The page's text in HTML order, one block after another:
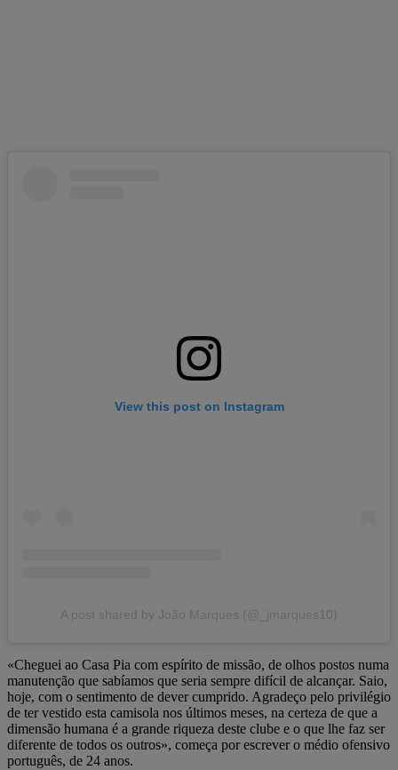
View this post on Instagram
A post shared by João Marques (@_jmarques10)
«Cheguei ao Casa Pia com espírito de missão, de olhos postos numa
manutenção que sabíamos que seria sempre difícil de alcançar. Saio,
hoje, com o sentimento de dever cumprido. Agradeço pelo privilégio
de ter vestido esta camisola nos últimos meses, na certeza de que a
dimensão humana é a grande riqueza deste clube e o que lhe faz ser
diferente de todos os outros», começa por escrever o médio ofensivo
português, de 24 anos.